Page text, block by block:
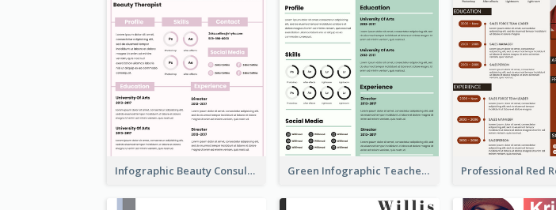
Infographic Beauty Consultant Resume Green Infographic Teacher Resume